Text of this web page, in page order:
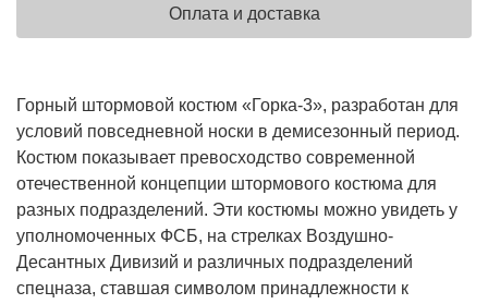
Оплата и доставка
Горный штормовой костюм «Горка-3», разработан для
условий повседневной носки в демисезонный период.
Костюм показывает превосходство современной
отечественной концепции штормового костюма для
разных подразделений. Эти костюмы можно увидеть у
уполномоченных ФСБ, на стрелках Воздушно-
Десантных Дивизий и различных подразделений
спецназа, ставшая символом принадлежности к